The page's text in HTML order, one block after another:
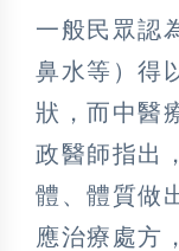
一般民眾認
鼻水等）得
狀，而中醫
政醫師指出
體、體質做
應治療處方